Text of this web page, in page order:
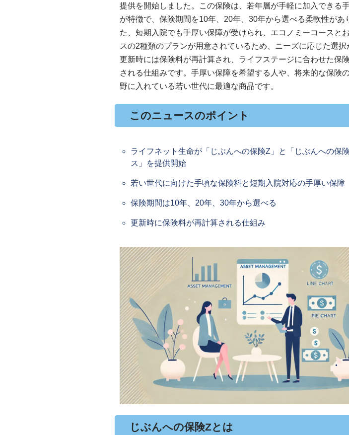
提供を開始しました。この保険は、若年層が手軽に加入できる
が特徴で、保険期間を10年、20年、30年から選べる柔軟性があ
た、短期入院でも手厚い保障が受けられ、エコノミーコースと
スの2種類のプランが用意されているため、ニーズに応じた選択
更新時には保険料が再計算され、ライフステージに合わせた保
される仕組みです。手厚い保障を希望する人や、将来的な保険
野に入れている若い世代に最適な商品です。
このニュースのポイント
ライフネット生命が「じぶんへの保険Z」と「じぶんへの保
ス」を提供開始
若い世代に向けた手頃な保険料と短期入院対応の手厚い保障
保険期間は10年、20年、30年から選べる
更新時に保険料が再計算される仕組み
じぶんへの保険Zとは